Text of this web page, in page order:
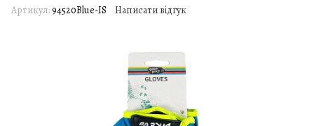
Артикул:94520Blue-IS Написати відгук